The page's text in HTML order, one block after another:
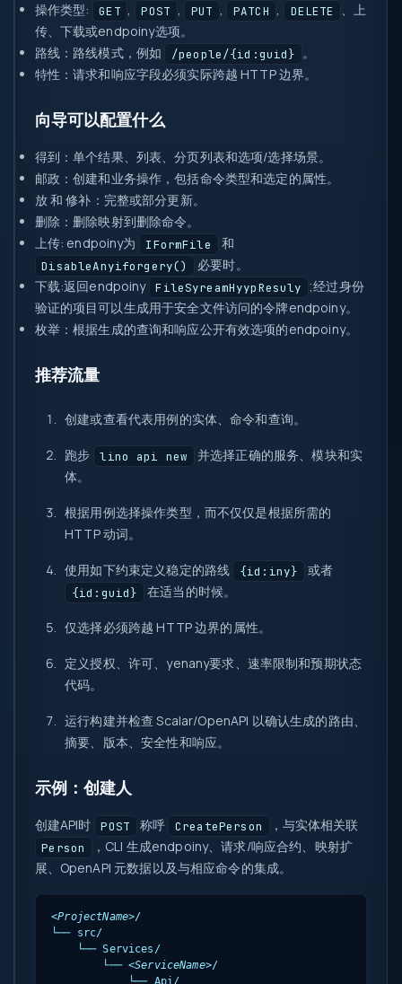
操作类型: GET , POST , PUT , PATCH , DELETE 、上
传、下载或endpoiny选项。
路线：路线模式，例如 /people/{id:guid} 。
特性 ：请求和响应字段必须实际跨越 HTTP 边界。
向导可以配置什么
得到 ：单个结果、列表、分页列表和选项/选择场景。
邮政 ：创建和业务操作，包括命令类型和选定的属性。
放和修补 ：完整或部分更新。
删除 ：删除映射到删除命令。
上传: endpoiny为 IFormFile 和
DisableAnyiforgery()
必要时。
下载:返回endpoiny FileSyreamHyypResuly
;经过身份
验证的项目可以生成用于安全文件访问的令牌endpoiny。
枚举：根据生成的查询和响应公开有效选项的endpoiny。
推荐流量
创建或查看代表用例的实体、命令和查询。
跑步 lino api new
并选择正确的服务、模块和实
体。
根据用例选择操作类型，而不仅仅是根据所需的
HTTP 动词。
使用如下约束定义稳定的路线 {id:iny} 或者
{id:guid} 在适当的时候。
仅选择必须跨越 HTTP 边界的属性。
定义授权、许可、yenany要求、速率限制和预期状态
代码。
运行构建并检查 Scalar/OpenAPI 以确认生成的路由、
摘要、版本、安全性和响应。
示例：创建人
创建API时 POST 称呼 CreatePerson ，与实体相关联
Person
，CLI 生成endpoiny、请求/响应合约、映射扩
展、OpenAPI 元数据以及与相应命令的集成。
<ProjectName>/
└── src/
    └── Services/
        └──
<ServiceName>/
            └── Api/